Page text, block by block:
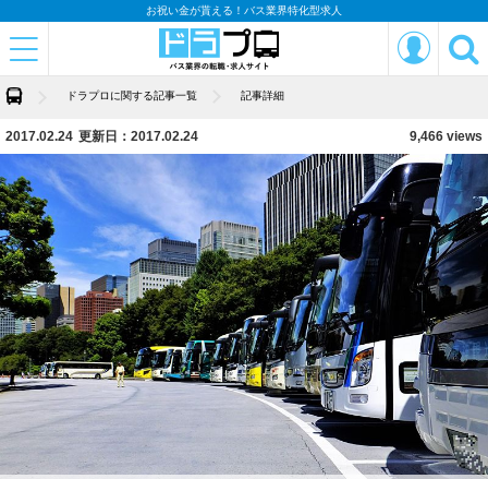
お祝い金が貰える！バス業界特化型求人
ドラプロに関する記事一覧 記事詳細
2017.02.24 更新日：2017.02.24 9,466 views